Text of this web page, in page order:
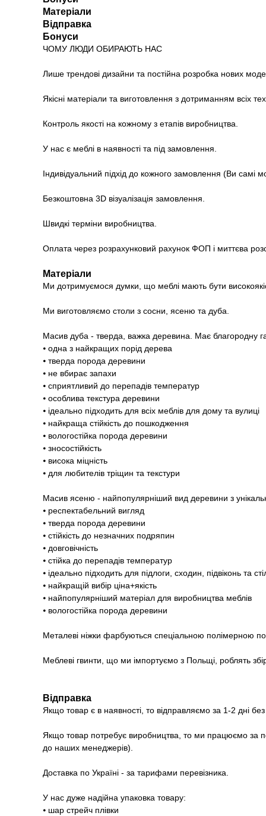
Матеріали
Відправка
Бонуси
ЧОМУ ЛЮДИ ОБИРАЮТЬ НАС
Лише трендові дизайни та постійна розробка нових
Якісні матеріали та виготовлення з дотриманням всіх
Контроль якості на кожному з етапів виробництва.
У нас є меблі в наявності та під замовлення.
Індивідуальний підхід до кожного замовлення (Ви самі
Безкоштовна 3D візуалізація замовлення.
Швидкі терміни виробництва.
Оплата через розрахунковий рахунок ФОП і миттєва
Матеріали
Ми дотримуємося думки, що меблі мають бути
Ми виготовляємо столи з сосни, ясеню та дуба.
Масив дуба - тверда, важка деревина. Має благородну
⦁ одна з найкращих порід дерева
⦁ тверда порода деревини
⦁ не вбирає запахи
⦁ сприятливий до перепадів температур
⦁ особлива текстура деревини
⦁ ідеально підходить для всіх меблів для дому та вулиці
⦁ найкраща стійкість до пошкодження
⦁ вологостійка порода деревини
⦁ зносостійкість
⦁ висока міцність
⦁ для любителів тріщин та текстури
Масив ясеню - найпопулярніший вид деревини з
⦁ респектабельний вигляд
⦁ тверда порода деревини
⦁ стійкість до незначних подряпин
⦁ довговічність
⦁ стійка до перепадів температур
⦁ ідеально підходить для підлоги, сходин, підвіконь та
⦁ найкращій вибір ціна+якість
⦁ найпопулярніший матеріал для виробництва меблів
⦁ вологостійка порода деревини
Металеві ніжки фарбуються спеціальною полімерною
Меблеві гвинти, що ми імпортуємо з Польщі, роблять
Відправка
Якщо товар є в наявності, то відправляємо за 1-2 дні
Якщо товар потребує виробництва, то ми працюємо за
до наших менеджерів).
Доставка по Україні - за тарифами перевізника.
У нас дуже надійна упаковка товару:
⦁ шар стрейч плівки